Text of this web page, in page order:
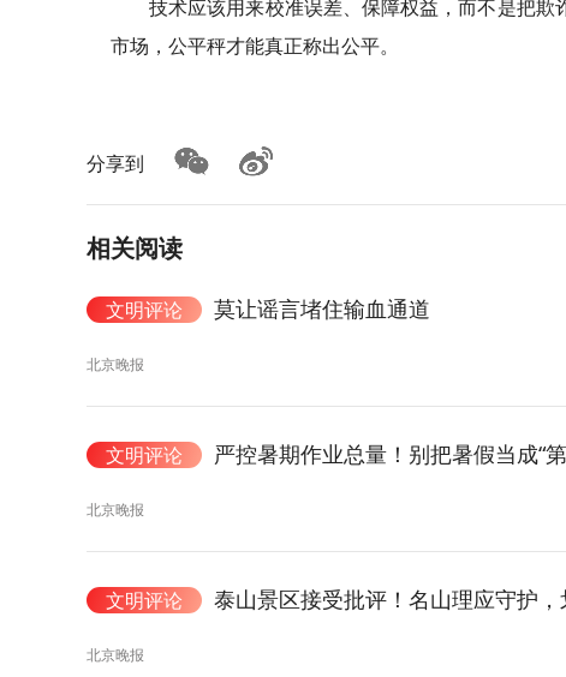
技术应该用来校准误差、保障权益，而不是把
市场，公平秤才能真正称出公平。
分享到
相关阅读
文明评论 莫让谣言堵住输血通道
北京晚报
文明评论 严控暑期作业总量！别把暑假当成“
北京晚报
文明评论 泰山景区接受批评！名山理应守护，
北京晚报